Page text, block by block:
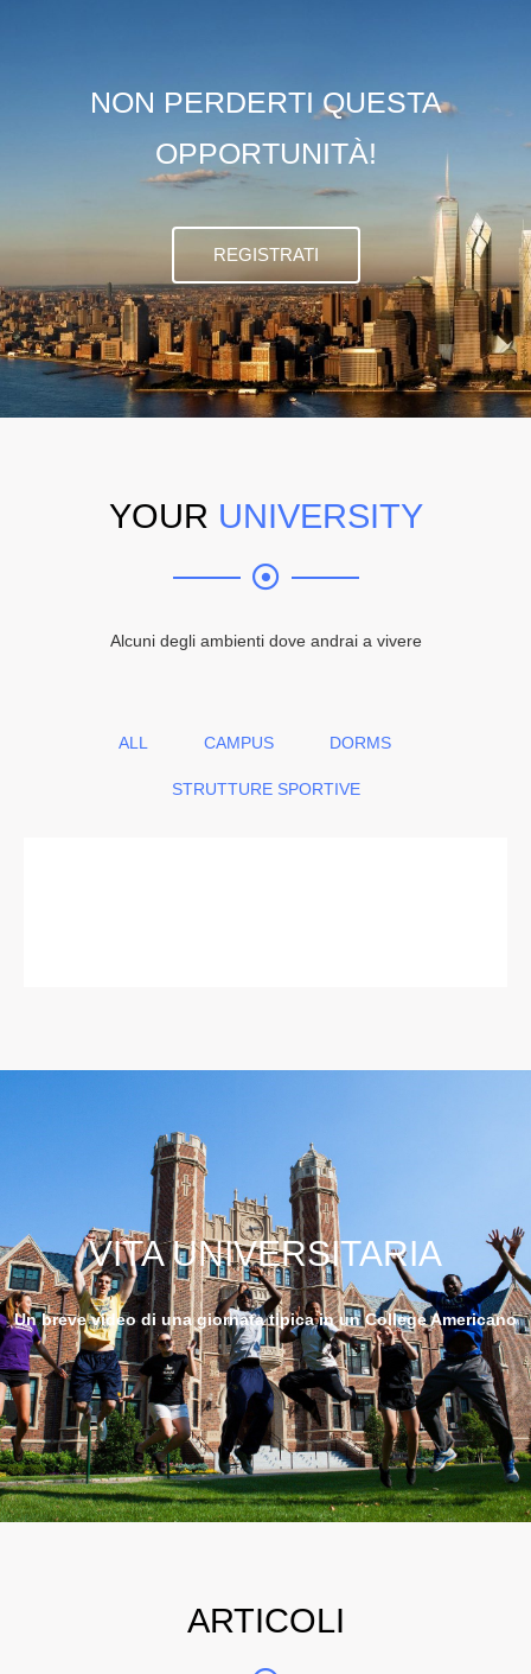
NON PERDERTI QUESTA
OPPORTUNITÀ!
REGISTRATI
YOUR UNIVERSITY
Alcuni degli ambienti dove andrai a vivere
ALL CAMPUS DORMS
STRUTTURE SPORTIVE
VITA UNIVERSITARIA
Un breve video di una giornata tipica in un College Americano
ARTICOLI